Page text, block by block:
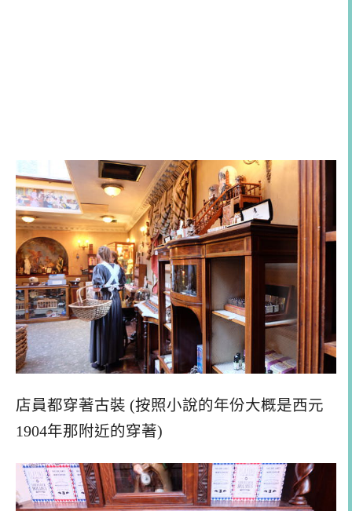
店員都穿著古裝 (按照小說的年份大概是西元
1904年那附近的穿著)